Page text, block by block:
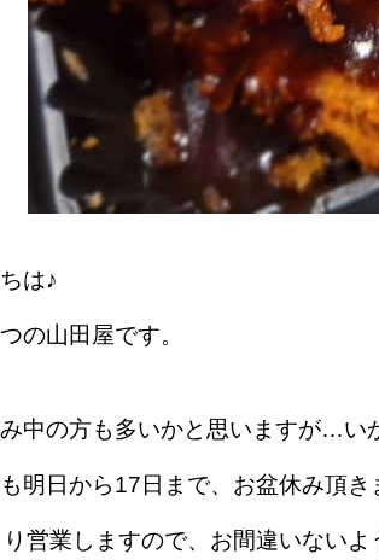
は♪
の山田屋です。
中の方も多いかと思いますが…い
明日から17日まで、お盆休み頂き
営業しますので、お間違いないよ